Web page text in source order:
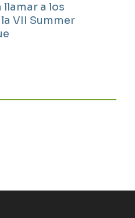
llamar a los
VII Summer